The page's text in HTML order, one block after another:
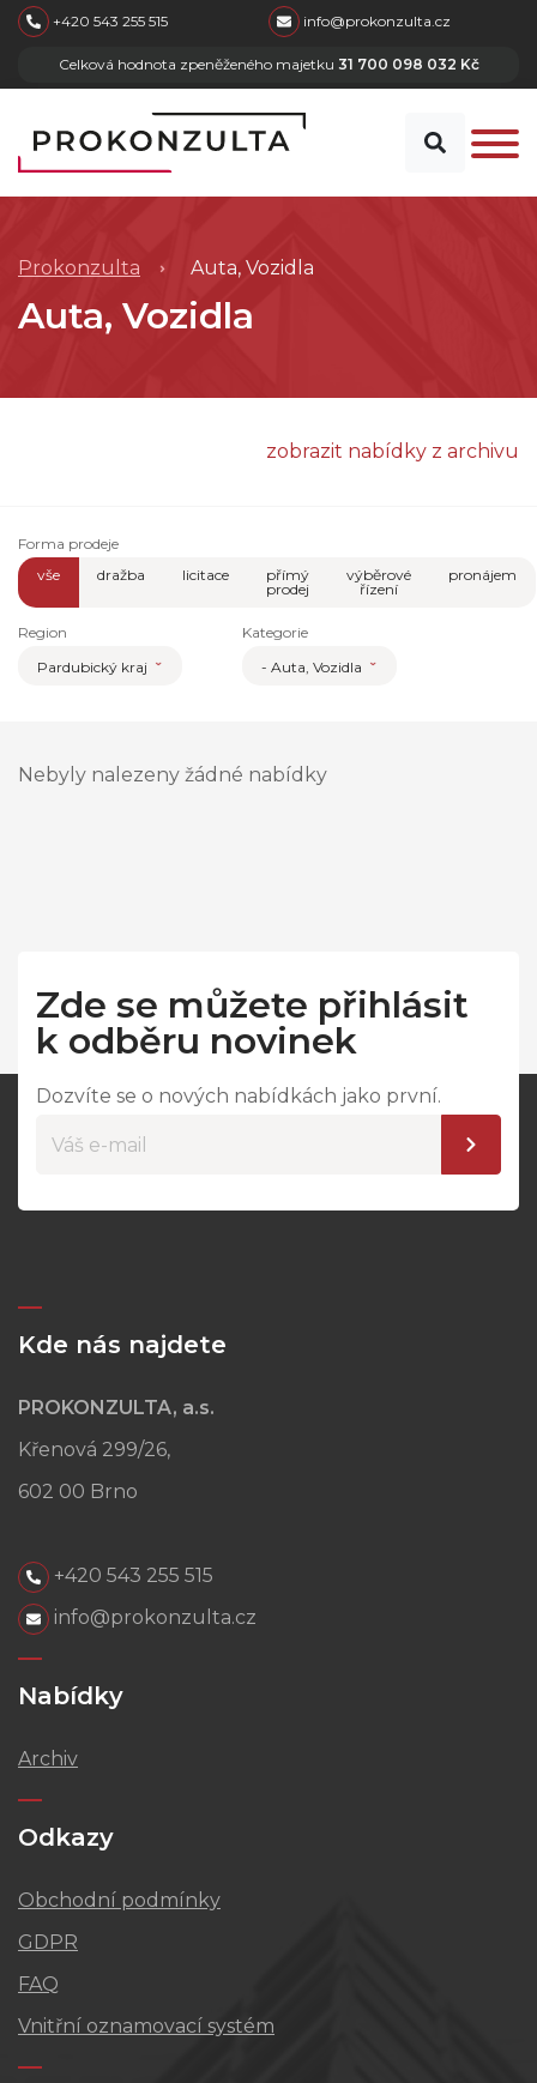
skip to main content
+420 543 255 515 info@prokonzulta.cz
Celková hodnota zpeněženého majetku 31 700 098 032 Kč
Prokonzulta Auta, Vozidla
Auta, Vozidla
zobrazit nabídky z archivu
Forma prodeje
vše
dražba licitace
přímý
prodej
výběrové
řízení
pronájem
Region
Pardubický kraj
Kategorie
- Auta, Vozidla
Nebyly nalezeny žádné nabídky
Zde se můžete přihlásit
k odběru novinek
Dozvíte se o nových nabídkách jako první.
Kde nás najdete
PROKONZULTA, a.s.
Křenová 299/26,
602 00 Brno
+420 543 255 515
info@prokonzulta.cz
Nabídky
Archiv
Odkazy
Obchodní podmínky
GDPR
FAQ
Vnitřní oznamovací systém